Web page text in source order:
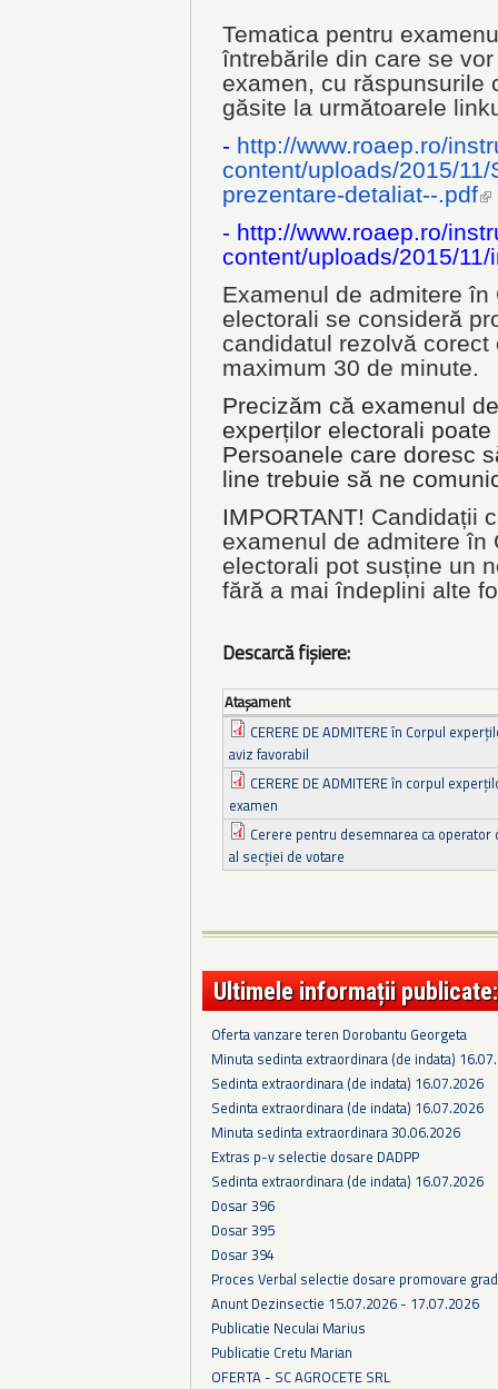
Tematica pentru
întrebările din care se
examen, cu răspunsurile
găsite la următoarele
- http://www.roaep.ro/
content/uploads/2015/11/
prezentare-detaliat--.pdf
- http://www.roaep.ro/
content/uploads/2015/11/
Examenul de admitere în
electorali se consideră
candidatul rezolvă
maximum 30 de minute.
Precizăm că examenul
experților electorali
Persoanele care doresc
line trebuie să ne
IMPORTANT! Candidații
examenul de admitere în
electorali pot susține un
fără a mai îndeplini alte
Descarcă fișiere:
Ataşament
CERERE DE ADMITERE în Corpul
aviz favorabil
CERERE DE ADMITERE în corpul
examen
Cerere pentru desemnarea ca
al secţiei de votare
Ultimele informații publicate:
Oferta vanzare teren Dorobantu Georgeta
Minuta sedinta extraordinara (de indata)
Sedinta extraordinara (de indata) 16.07.2026
Sedinta extraordinara (de indata) 16.07.2026
Minuta sedinta extraordinara 30.06.2026
Extras p-v selectie dosare DADPP
Sedinta extraordinara (de indata) 16.07.2026
Dosar 396
Dosar 395
Dosar 394
Proces Verbal selectie dosare promovare
Anunt Dezinsectie 15.07.2026 - 17.07.2026
Publicatie Neculai Marius
Publicatie Cretu Marian
OFERTA - SC AGROCETE SRL